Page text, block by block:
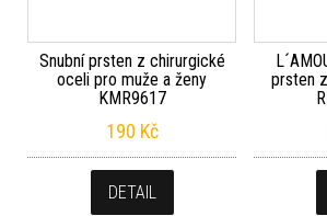
Snubní prsten z chirurgické
oceli pro muže a ženy
KMR9617
190 Kč
DETAIL
prsten